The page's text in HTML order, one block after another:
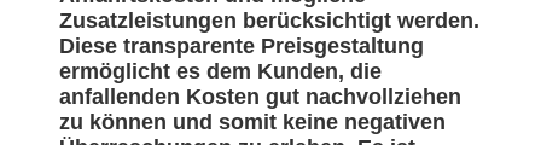
Zusatzleistungen berücksichtigt werden.
Diese transparente Preisgestaltung
ermöglicht es dem Kunden, die
anfallenden Kosten gut nachvollziehen
zu können und somit keine negativen